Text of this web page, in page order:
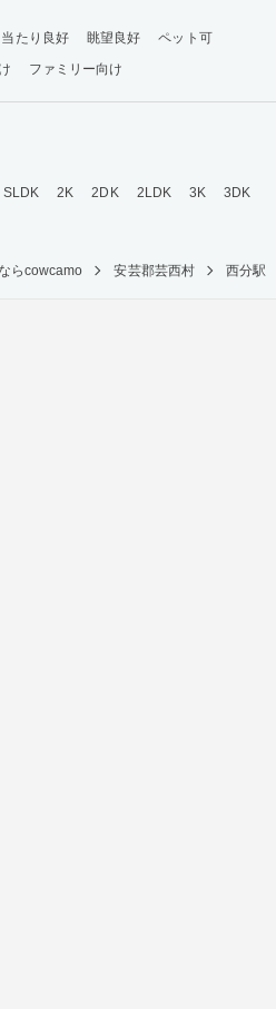
当たり良好 眺望良好
ペット可
ファミリー向け
SLDK 2K 2DK 2LDK 3K
3DK
らcowcamo 安芸郡芸西村 西分駅